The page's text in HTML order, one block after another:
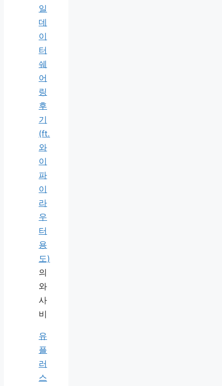
일
데
이
터
쉐
어
링
후
기
(ft.
와
이
파
이
라
우
터
용
도)
의
와
사
비
유
플
러
스